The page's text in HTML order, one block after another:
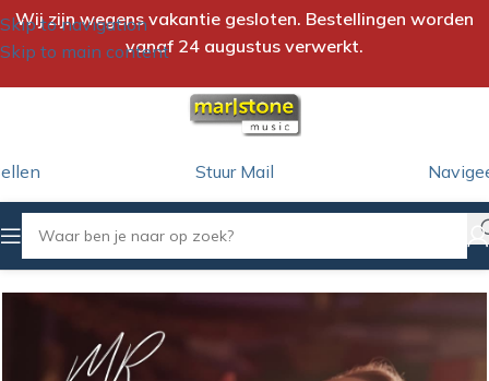
Skip to navigation
Skip to main content
Wij zijn wegens vakantie gesloten. Bestellingen worden
vanaf 24 augustus verwerkt.
Stuur Mail
Home/iTunes Download